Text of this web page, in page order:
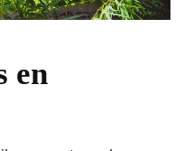
en